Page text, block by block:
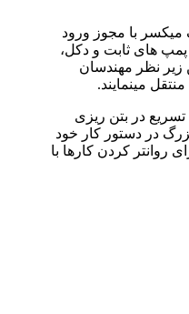
30 دستگاه تراک میکسر با مجوز ورود
پمپ های ثابت و دکل،
زیر نظر مهندسان
مینمایند.
تسریع در بتن ریزی
در دستور کار خود
روانتر کردن کارها با